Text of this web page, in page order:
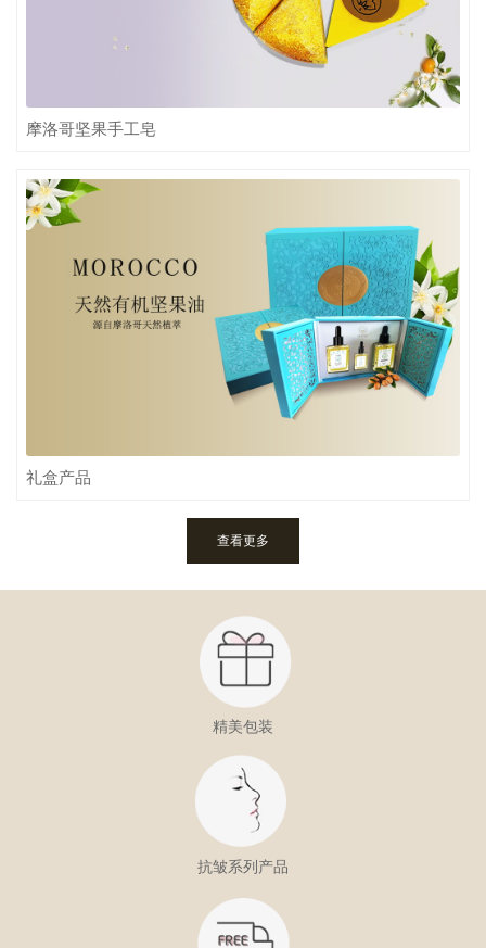
摩洛哥坚果手工皂
礼盒产品
查看更多
精美包装
抗皱系列产品